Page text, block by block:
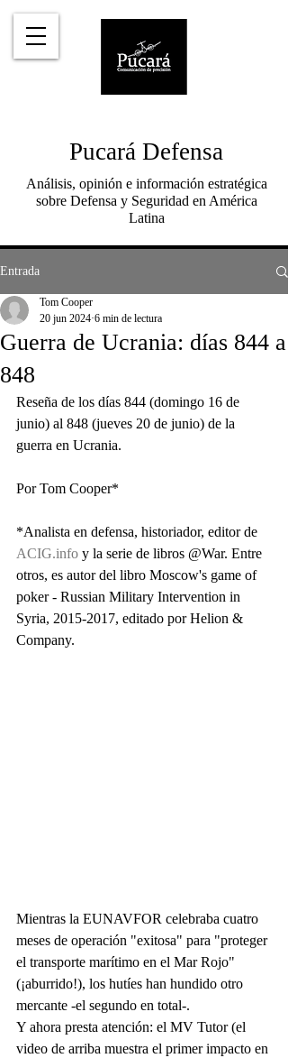
Pucará Defensa
Análisis, opinión e información estratégica
sobre Defensa y Seguridad en América
Latina
Entrada
Guerra de Ucrania: días 844 a
848
Tom Cooper
20 jun 2024 6 min de lectura
Reseña de los días 844 (domingo 16 de
junio) al 848 (jueves 20 de junio) de la
guerra en Ucrania.
Por Tom Cooper*
*Analista en defensa, historiador, editor de
ACIG.info y la serie de libros @War. Entre
otros, es autor del libro Moscow's game of
poker - Russian Military Intervention in
Syria, 2015-2017, editado por Helion &
Company.
Mientras la EUNAVFOR celebraba cuatro
meses de operación "exitosa" para "proteger
el transporte marítimo en el Mar Rojo"
(¡aburrido!), los hutíes han hundido otro
mercante -el segundo en total-.
Y ahora presta atención: el MV Tutor (el
video de arriba muestra el primer impacto en